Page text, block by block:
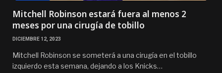
Mitchell Robinson estará fuera al menos 2
meses por una cirugía de tobillo
DICIEMBRE 12, 2023
Mitchell Robinson se someterá a una cirugía en el tobillo
izquierdo esta semana, dejando a los Knicks…